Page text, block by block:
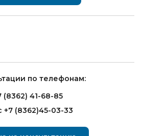
по телефонам:
(8362) 41-68-85
+7 (8362)45-03-33